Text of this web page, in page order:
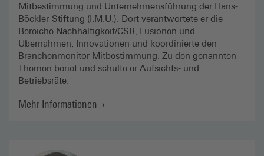
Mitbestimmung und Unternehmensführung der Hans-
Böckler-Stiftung (I.M.U.). Dort verantwortete er die
Bereiche Nachhaltigkeit/CSR, Fusionen und
Übernahmen, Innovationen und koordinierte den
Branchenmonitor Mitbestimmung. Zu den genannten
Themen beriet und schulte er Aufsichts- und
Betriebsräte.
Mehr Informationen